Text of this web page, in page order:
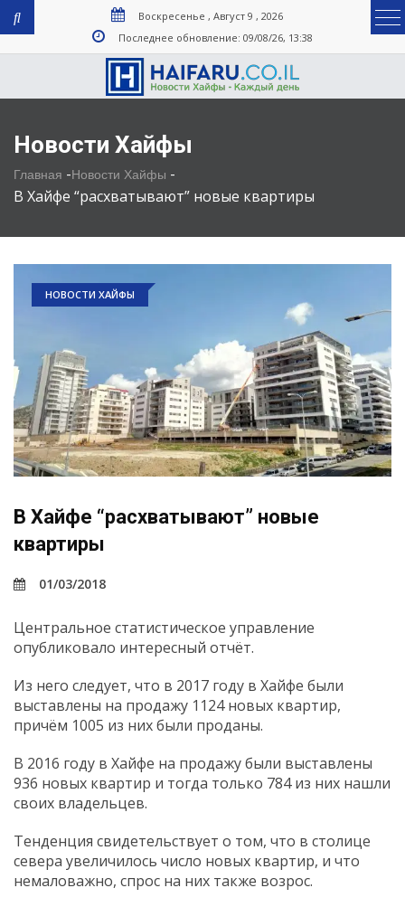
Воскресенье , Август 9 , 2026
Последнее обновление: 09/08/26, 13:38
Новости Хайфы
Главная -Новости Хайфы -
В Хайфе “расхватывают” новые квартиры
НОВОСТИ ХАЙФЫ
В Хайфе “расхватывают” новые
квартиры
01/03/2018
Центральное статистическое управление
опубликовало интересный отчёт.
Из него следует, что в 2017 году в Хайфе были
выставлены на продажу 1124 новых квартир,
причём 1005 из них были проданы.
В 2016 году в Хайфе на продажу были выставлены
936 новых квартир и тогда только 784 из них нашли
своих владельцев.
Тенденция свидетельствует о том, что в столице
севера увеличилось число новых квартир, и что
немаловажно, спрос на них также возрос.